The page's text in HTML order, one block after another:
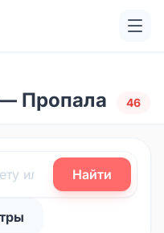
Пропала 46
Найти